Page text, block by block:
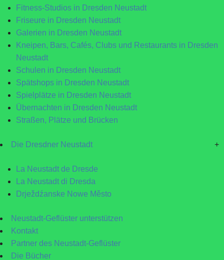
Fitness-Studios in Dresden Neustadt
Friseure in Dresden Neustadt
Galerien in Dresden Neustadt
Kneipen, Bars, Cafés, Clubs und Restaurants in Dresden
Neustadt
Schulen in Dresden Neustadt
Spätshops in Dresden Neustadt
Spielplätze in Dresden Neustadt
Übernachten in Dresden Neustadt
Straßen, Plätze und Brücken
Die Dresdner Neustadt +
La Neustadt de Dresde
La Neustadt di Dresda
Drježdźanske Nowe Město
Neustadt-Geflüster unterstützen
Kontakt
Partner des Neustadt-Geflüster
Die Bücher